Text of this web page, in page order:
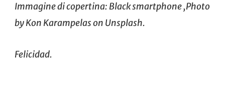
Immagine di copertina: Black smartphone ,Photo
byKon Karampelason Unsplash.
Felicidad.